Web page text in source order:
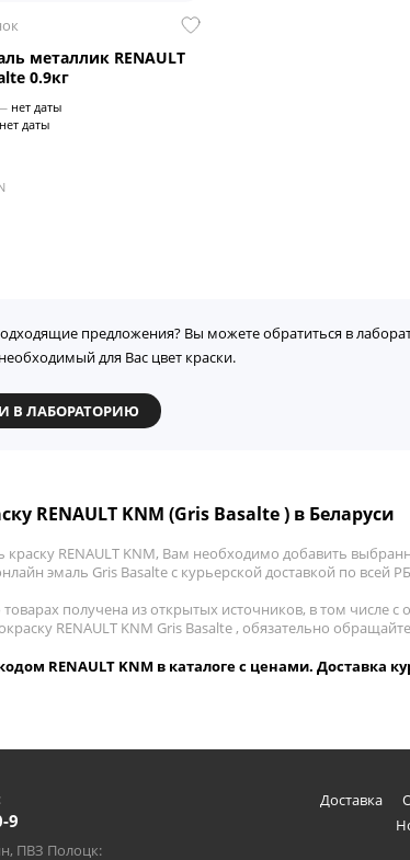
металлик RENAULT
0.9кг
нет даты
нет даты
предложения? Вы можете обратиться в
для Вас цвет краски.
В ЛАБОРАТОРИЮ
RENAULT KNM (Gris Basalte ) в Беларуси
краску RENAULT KNM, Вам необходимо добавить
эмаль Gris Basalte с курьерской доставкой по всей
получена из открытых источников, в том числе с
RENAULT KNM Gris Basalte , обязательно
RENAULT KNM в каталоге с ценами. Доставка
9
ПВЗ Полоцк:
Доставка